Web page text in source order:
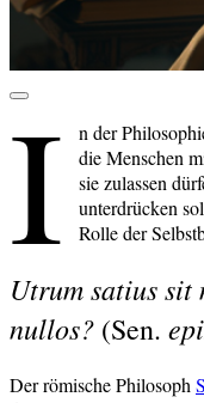
I
n der
die Menschen
sie zulassen
unterdrücken
Rolle der
Utrum satius sit
nullos? (Sen.
Der römische Philosoph